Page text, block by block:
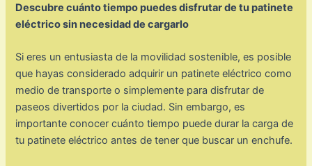
Descubre cuánto tiempo puedes disfrutar de tu patinete
eléctrico sin necesidad de cargarlo
Si eres un entusiasta de la movilidad sostenible, es posible
que hayas considerado adquirir un patinete eléctrico como
medio de transporte o simplemente para disfrutar de
paseos divertidos por la ciudad. Sin embargo, es
importante conocer cuánto tiempo puede durar la carga de
tu patinete eléctrico antes de tener que buscar un enchufe.